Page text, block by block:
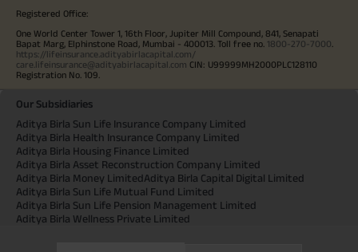
Registered Office:
One World Center Tower 1, 16th Floor, Jupiter Mill Compound, 841, Senapati
Bapat Marg, Elphinstone Road, Mumbai - 400013. Toll free no. 1800-270-7000
https://lifeinsurance.adityabirlacapital.com/
care.lifeinsurance@adityabirlacapital.com CIN: U99999MH2000PLC128110
Registration No. 109.
Our Subsidiaries
Aditya Birla Sun Life Insurance Company Limited
Aditya Birla Health Insurance Company Limited
Aditya Birla Housing Finance Limited
Aditya Birla Asset Reconstruction Company Limited
Aditya Birla Money LimitedAditya Birla Capital Digital Limited
Aditya Birla Sun Life Mutual Fund Limited
Aditya Birla Sun Life Pension Management Limited
Aditya Birla Wellness Private Limited